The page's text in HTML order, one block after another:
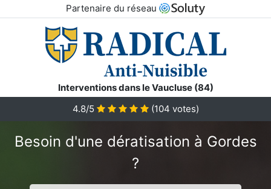
Partenaire du réseau
Interventions dans le Vaucluse (84)
4.8/5 (104 votes)
Besoin d'une dératisation à Gordes
?